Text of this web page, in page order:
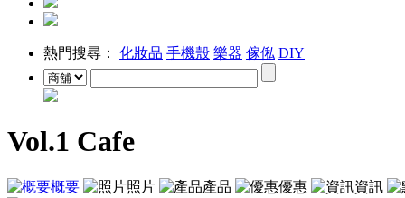
熱門搜尋： 化妝品 手機殼 樂器 傢俬 DIY
Vol.1 Cafe
概要 照片 產品 優惠 資訊